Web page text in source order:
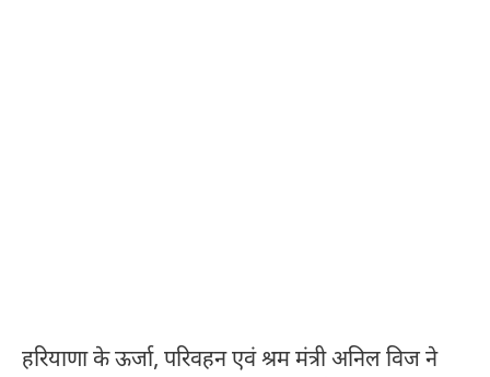
हरियाणा के ऊर्जा, परिवहन एवं श्रम मंत्री अनिल विज ने